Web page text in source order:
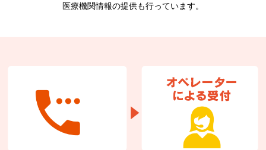
医療機関情報の提供も行っています。